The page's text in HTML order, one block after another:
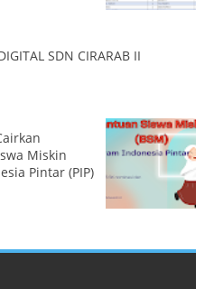
SDN CIRARAB II
Miskin
Pintar (PIP)